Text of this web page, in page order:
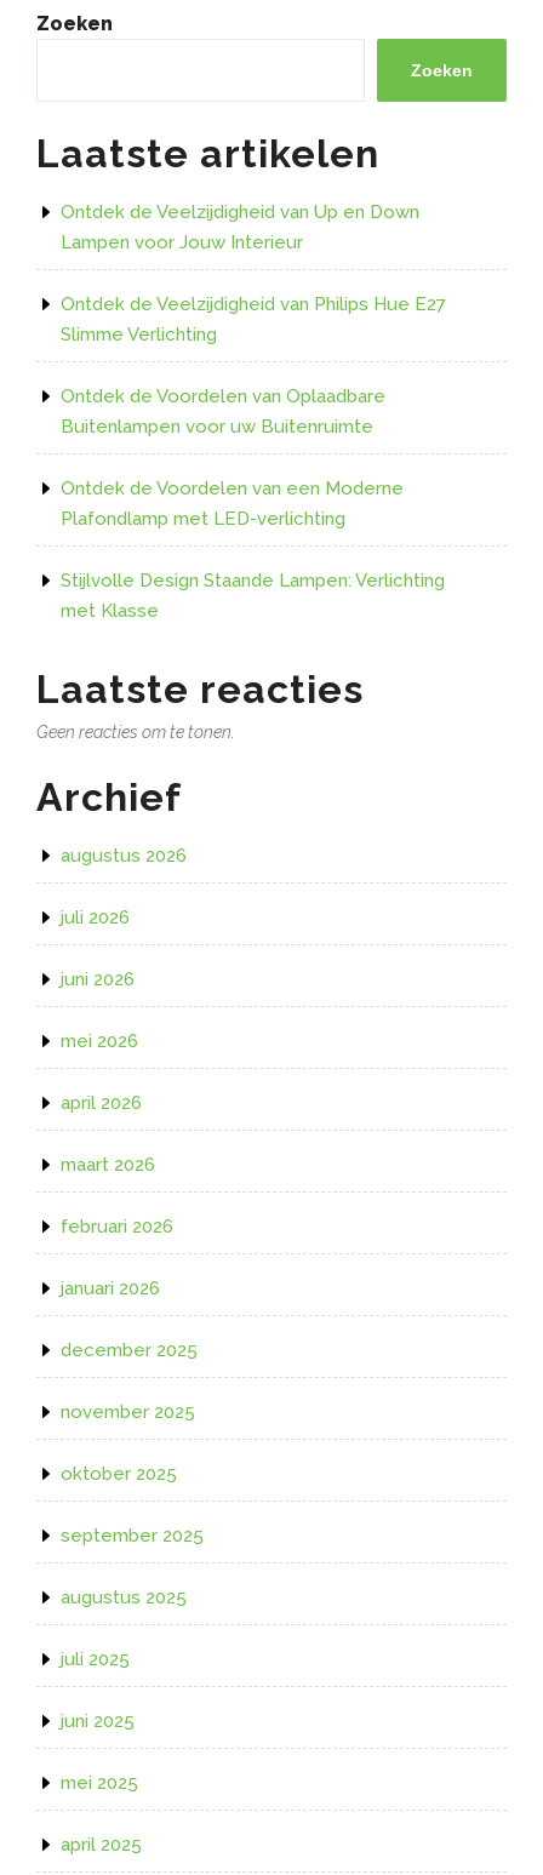
verlichting
maat
elke
Zoeken
Zoeken
Laatste artikelen
Ontdek de Veelzijdigheid van Up en Down
Lampen voor Jouw Interieur
Ontdek de Veelzijdigheid van Philips Hue E27
Slimme Verlichting
Ontdek de Voordelen van Oplaadbare
Buitenlampen voor uw Buitenruimte
Ontdek de Voordelen van een Moderne
Plafondlamp met LED-verlichting
Stijlvolle Design Staande Lampen: Verlichting
met Klasse
Laatste reacties
Geen reacties om te tonen.
Archief
augustus 2026
juli 2026
juni 2026
mei 2026
april 2026
maart 2026
februari 2026
januari 2026
december 2025
november 2025
oktober 2025
september 2025
augustus 2025
juli 2025
juni 2025
mei 2025
april 2025